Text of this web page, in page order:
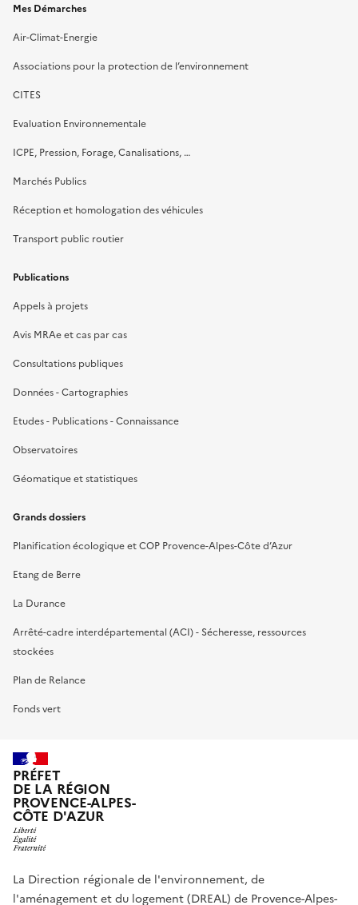
Mes Démarches
Air-Climat-Energie
Associations pour la protection de l’environnement
CITES
Evaluation Environnementale
ICPE, Pression, Forage, Canalisations, …
Marchés Publics
Réception et homologation des véhicules
Transport public routier
Publications
Appels à projets
Avis MRAe et cas par cas
Consultations publiques
Données - Cartographies
Etudes - Publications - Connaissance
Observatoires
Géomatique et statistiques
Grands dossiers
Planification écologique et COP Provence-Alpes-Côte d’Azur
Etang de Berre
La Durance
Arrêté-cadre interdépartemental (ACI) - Sécheresse, ressources
stockées
Plan de Relance
Fonds vert
PRÉFET
DE LA RÉGION
PROVENCE-ALPES-
CÔTE D'AZUR
La Direction régionale de l'environnement, de
l'aménagement et du logement (DREAL) de Provence-Alpes-